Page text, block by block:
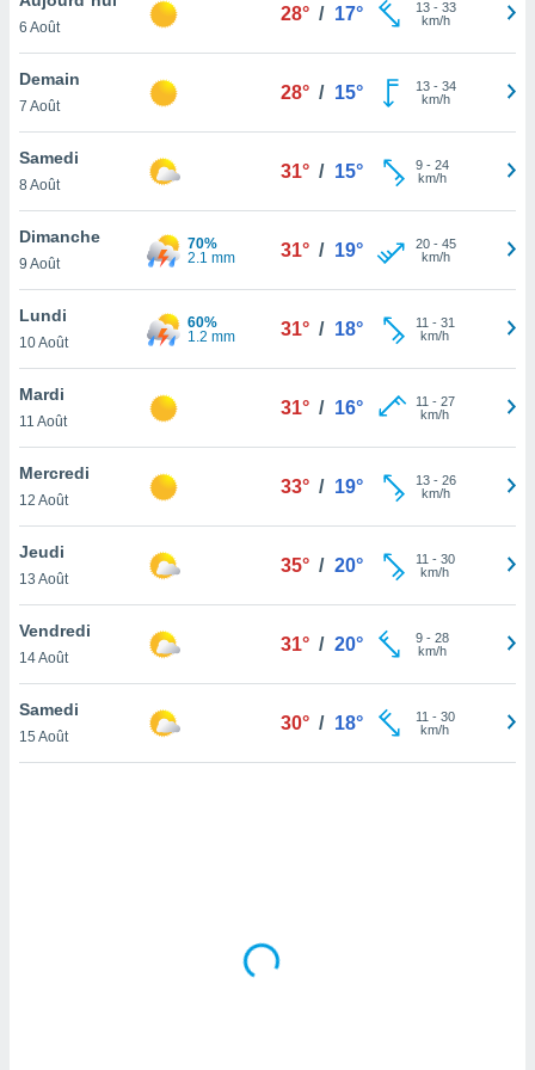
et
»,
au
vous
qu'ils
ou
le
ainsi
un
la
du
en
de
6 Août
28° / 17° 13- 33
km/h
Demain
7 Août
28° / 15° 13- 34
km/h
Samedi
8 Août
31° / 15° 9- 24
km/h
Dimanche
9 Août
70%
2.1 mm
31° / 19° 20- 45
km/h
Lundi
10 Août
60%
1.2 mm
31° / 18° 11 - 31
km/h
Mardi
11 Août
31° / 16° 11 - 27
km/h
Mercredi
12 Août
33° / 19° 13- 26
km/h
Jeudi
13 Août
35° / 20° 11 - 30
km/h
Vendredi
14 Août
31° / 20° 9- 28
km/h
Samedi
15 Août
30° / 18° 11 - 30
km/h